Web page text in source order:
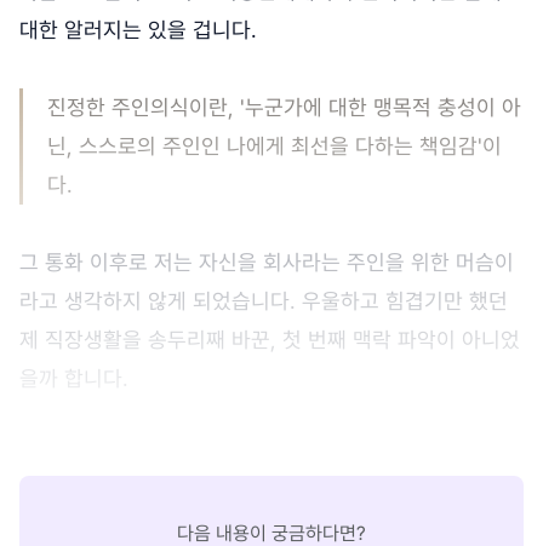
대한 알러지는 있을 겁니다.
진정한 주인의식이란, '누군가에 대한 맹목적 충성이 아
닌, 스스로의 주인인 나에게 최선을 다하는 책임감'이
다.
그 통화 이후로 저는 자신을 회사라는 주인을 위한 머슴이
라고 생각하지 않게 되었습니다. 우울하고 힘겹기만 했던
제 직장생활을 송두리째 바꾼, 첫 번째 맥락 파악이 아니었
을까 합니다.
다음 내용이 궁금하다면?